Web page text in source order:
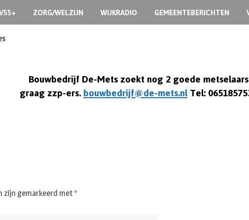
ZORG/WELZIJN WIJKRADIO GEMEENTEBERICHTEN
Bouwbedrijf De-Mets zoekt nog 2 goede metselaars
graag zzp-ers.bouwbedrijf@de-mets.nlTel:
zijn gemarkeerd met *